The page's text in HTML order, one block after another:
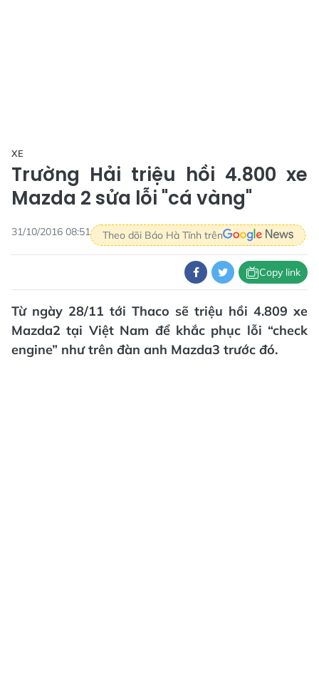
XE
Trường Hải triệu hồi 4.800 xe
Mazda 2 sửa lỗi "cá vàng"
31/10/2016 08:51 Theo dõi Báo Hà Tĩnh trên
Copy link
Từ ngày 28/11 tới Thaco sẽ triệu hồi 4.809 xe
Mazda2 tại Việt Nam để khắc phục lỗi “check
engine” như trên đàn anh Mazda3 trước đó.